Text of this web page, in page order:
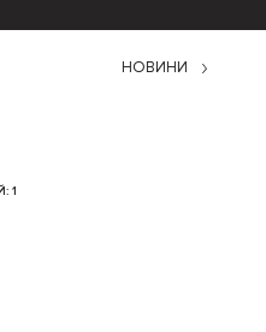
НОВИНИ
1